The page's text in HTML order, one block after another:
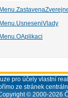
Menu.UsneseniVlady
Menu.OAplikaci
pro účely vlastní
ze stránek
© 2000-2026